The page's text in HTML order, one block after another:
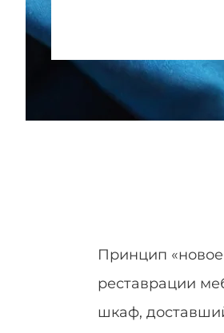
Принцип
реставрации
шкаф,